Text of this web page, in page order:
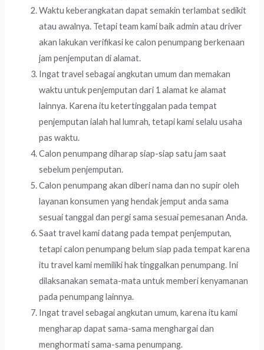
Waktu keberangkatan dapat semakin terlambat sedikit
atau awalnya. Tetapi team kami baik admin atau driver
akan lakukan verifikasi ke calon penumpang berkenaan
jam penjemputan di alamat.
Ingat travel sebagai angkutan umum dan memakan
waktu untuk penjemputan dari 1 alamat ke alamat
lainnya. Karena itu ketertinggalan pada tempat
penjemputan ialah hal lumrah, tetapi kami selalu usaha
pas waktu.
Calon penumpang diharap siap-siap satu jam saat
sebelum penjemputan.
Calon penumpang akan diberi nama dan no supir oleh
layanan konsumen yang hendak jemput anda sama
sesuai tanggal dan pergi sama sesuai pemesanan Anda.
Saat travel kami datang pada tempat penjemputan,
tetapi calon penumpang belum siap pada tempat karena
itu travel kami memiliki hak tinggalkan penumpang. Ini
dilaksanakan semata-mata untuk memberi kenyamanan
pada penumpang lainnya.
Ingat travel sebagai angkutan umum, karena itu kami
mengharap dapat sama-sama menghargai dan
menghormati sama-sama penumpang.